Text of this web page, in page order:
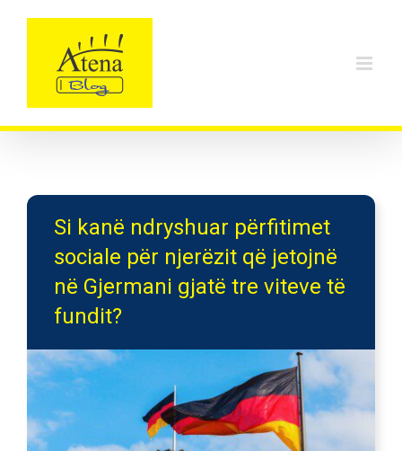
Si kanë ndryshuar përfitimet
sociale për njerëzit që jetojnë
në Gjermani gjatë tre viteve të
fundit?